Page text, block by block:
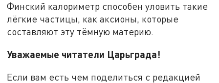
Финский калориметр способен уловить такие
лёгкие частицы, как аксионы, которые
составляют эту тёмную материю.
Уважаемые читатели Царьграда!
Если вам есть чем поделиться с редакцией